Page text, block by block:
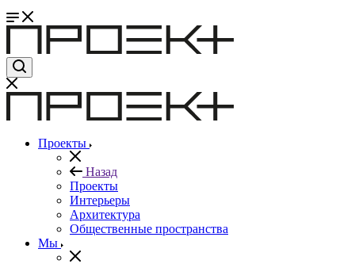
Проекты
Назад
Проекты
Интерьеры
Архитектура
Общественные пространства
Мы